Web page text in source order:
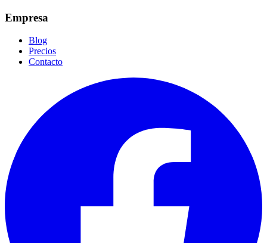
Empresa
Blog
Precios
Contacto